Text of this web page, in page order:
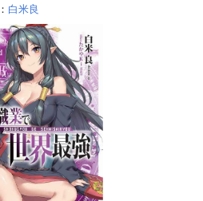
： 白米良